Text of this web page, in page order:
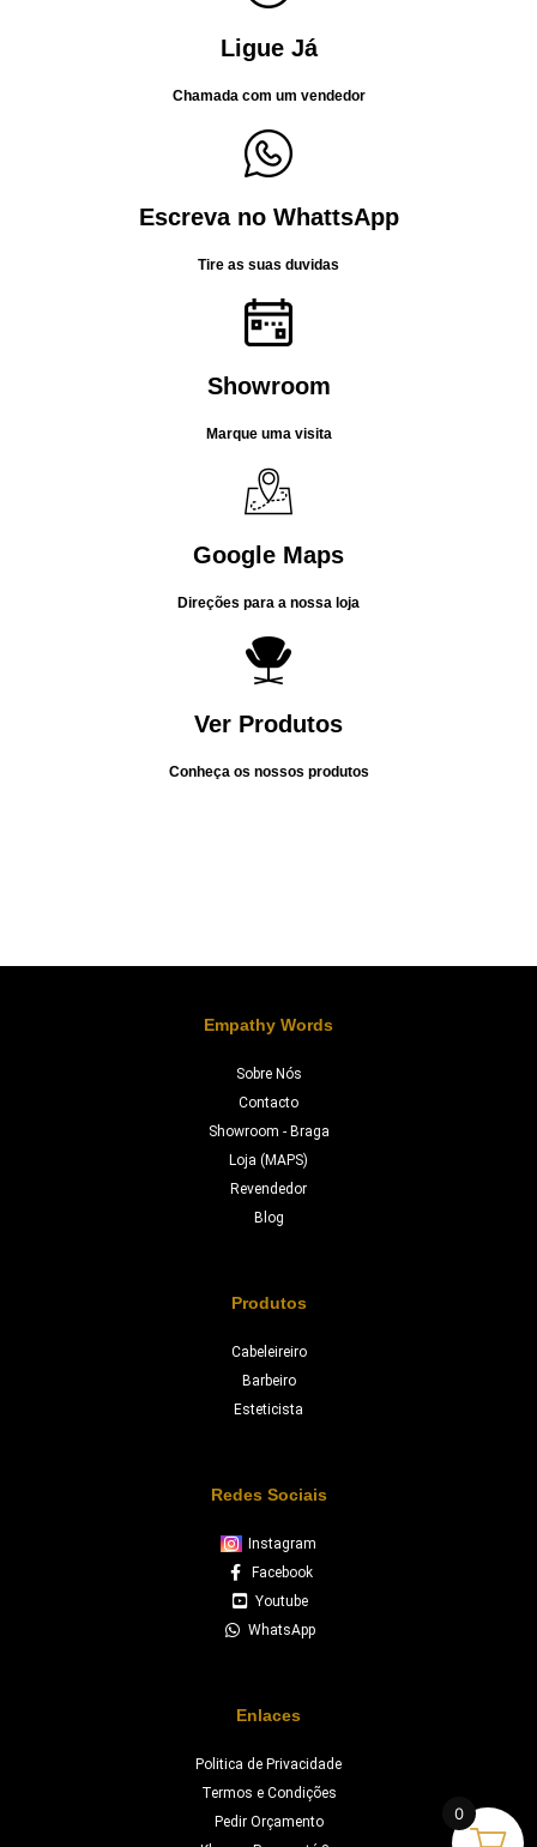
Ligue Já
Chamada com um vendedor
Escreva no WhattsApp
Tire as suas duvidas
Showroom
Marque uma visita
Google Maps
Direções para a nossa loja
Ver Produtos
Conheça os nossos produtos
Empathy Words
Sobre Nós
Contacto
Showroom - Braga
Loja (MAPS)
Revendedor
Blog
Produtos
Cabeleireiro
Barbeiro
Esteticista
Redes Sociais
Instagram
Facebook
Youtube
WhatsApp
Enlaces
Politica de Privacidade
Termos e Condições
Pedir Orçamento
0